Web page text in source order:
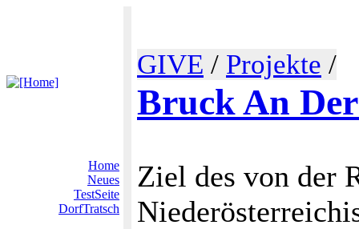
GIVE / Projekte /
Bruck An
Home
Neues
TestSeite
DorfTratsch
Ziel des von der